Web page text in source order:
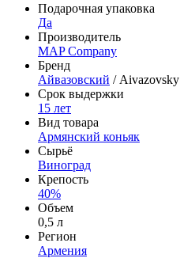
Подарочная упаковка
Да
Производитель
MAP Company
Бренд
Айвазовский / Aivazovsky
Срок выдержки
15 лет
Вид товара
Армянский коньяк
Сырьё
Виноград
Крепость
40%
Объем
0,5 л
Регион
Армения